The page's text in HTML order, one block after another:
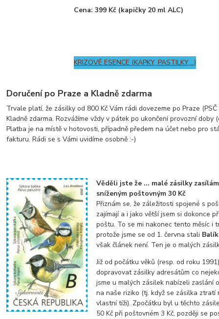
Cena: 399 Kč (kapičky 20 ml ALC)
KRIZOVÉ ESENCE (KAPKY, PASTILKY,...)
Doručení po Praze a Kladně zdarma
Trvale platí, že zásilky od 800 Kč Vám rádi dovezeme po Praze
Kladně zdarma. Rozvážíme vždy v pátek po ukončení provozní doby
Platba je na místě v hotovosti, případně předem na účet nebo pro
fakturu. Rádi se s Vámi uvidíme osobně :-)
Věděli jste že ... malé zásilky
sníženým poštovným 30 Kč
Přiznám se, že záležitosti spojené s
zajímají a i jako větší jsem si dokonce
poštu. To se mi nakonec tento měsíc i
protože jsme se od 1. června stali
však článek není. Ten je o malých
Již od počátku věků (resp. od roku
dopravovat zásilky adresátům co
jsme u malých zásilek nabízeli zaslání
na naše riziko (tj. když se zásilka ztratí
vlastní tíži). Zpočátku byl u těchto
50 Kč při poštovném 3 Kč, později se